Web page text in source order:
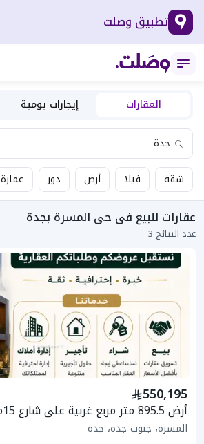
تطبيق وصلت
العقارات إيجارات يومية
شقة فيلا أرض دور عمارة
عقارات للبيع فى حى المسرة بجدة
عدد النتائج 3
550,195
أرض 895.5 متر مربع غربية على شارع 15م
المسرة، جنوب جدة، جدة